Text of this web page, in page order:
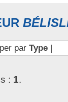
par Type|
: 1.